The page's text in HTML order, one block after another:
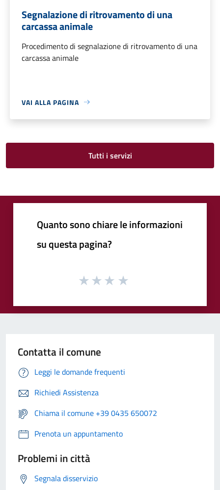
Segnalazione di ritrovamento di una
carcassa animale
Procedimento di segnalazione di ritrovamento di una
carcassa animale
VAI ALLA PAGINA
Tutti i servizi
Quanto sono chiare le informazioni
su questa pagina?
Contatta il comune
Leggi le domande frequenti
Richiedi Assistenza
Chiama il comune +39 0435 650072
Prenota un appuntamento
Problemi in città
Segnala disservizio